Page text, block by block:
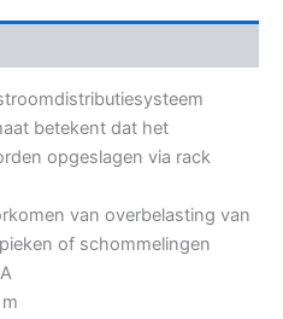
betekent dat het
opgeslagen via rack
van overbelasting van
of schommelingen